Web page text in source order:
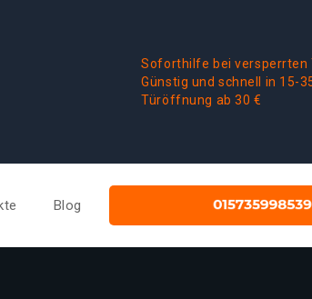
Soforthilfe bei versperrten
Günstig und schnell in 15-
Türöffnung ab 30 €
Blog